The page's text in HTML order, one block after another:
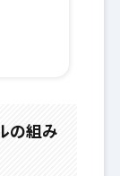
の組み